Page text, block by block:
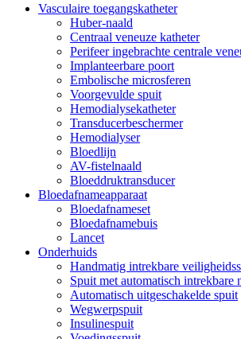
Vasculaire toegangskatheter
Huber-naald
Centraal veneuze katheter
Perifeer ingebrachte centrale
Implanteerbare poort
Embolische microsferen
Voorgevulde spuit
Hemodialysekatheter
Transducerbeschermer
Hemodialyser
Bloedlijn
AV-fistelnaald
Bloeddruktransducer
Bloedafnameapparaat
Bloedafnameset
Bloedafnamebuis
Lancet
Onderhuids
Handmatig intrekbare
Spuit met automatisch intrekbare
Automatisch uitgeschakelde spuit
Wegwerpspuit
Insulinespuit